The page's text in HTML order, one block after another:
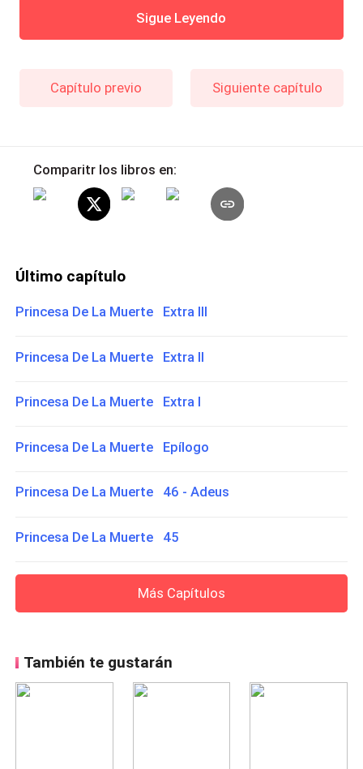
Sigue Leyendo
Capítulo previo Siguiente capítulo
Comparitr los libros en:
Último capítulo
Princesa De La Muerte Extra III
Princesa De La Muerte Extra II
Princesa De La Muerte Extra I
Princesa De La Muerte Epílogo
Princesa De La Muerte 46 - Adeus
Princesa De La Muerte 45
Más Capítulos
También te gustarán